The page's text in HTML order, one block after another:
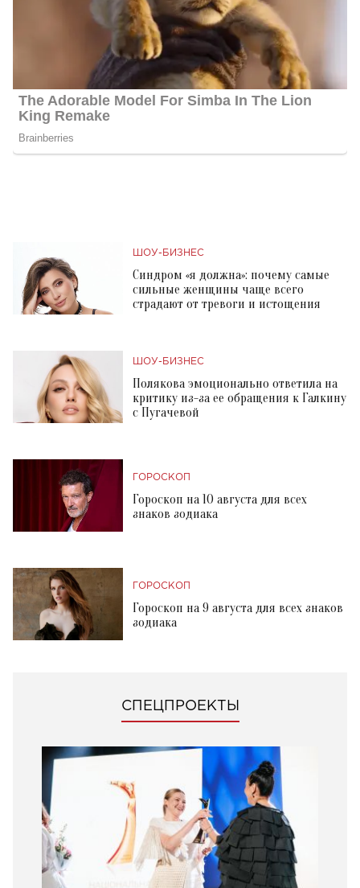
ШОУ-БИЗНЕС
Синдром «я должна»: почему самые
сильные женщины чаще всего
страдают от тревоги и истощения
ШОУ-БИЗНЕС
Полякова эмоционально ответила на
критику из-за ее обращения к Галкину
с Пугачевой
ГОРОСКОП
Гороскоп на 10 августа для всех
знаков зодиака
ГОРОСКОП
Гороскоп на 9 августа для всех знаков
зодиака
СПЕЦПРОЕКТЫ